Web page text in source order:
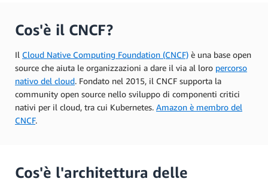
Cos'è il CNCF?
Il Cloud Native Computing Foundation (CNCF) è una base open
source che aiuta le organizzazioni a dare il via al loro percorso
nativo del cloud. Fondato nel 2015, il CNCF supporta la
community open source nello sviluppo di componenti critici
nativi per il cloud, tra cui Kubernetes. Amazon è membro del
CNCF.
Cos'è l'architettura delle